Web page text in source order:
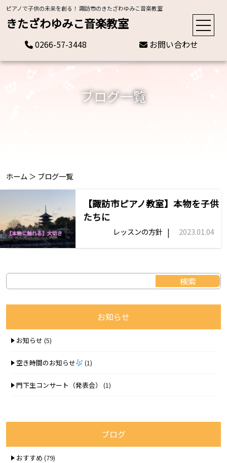
ピアノで子供の未来を創る！ 諏訪市のきたざわゆみこ音楽教室
きたざわゆみこ音楽教室
0266-57-3448 お問い合わせ
ブログ一覧
ホーム ＞ ブログ一覧
【諏訪市ピアノ教室】本物を子供
たちに
レッスンの方針 | 2023.01.04
お知らせ
お知らせ (5)
空き時間のお知らせ (1)
門下生コンサート（発表会） (1)
ブログ
おすすめ (79)